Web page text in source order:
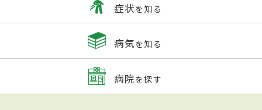
症状を知る
病気を知る
病院を探す